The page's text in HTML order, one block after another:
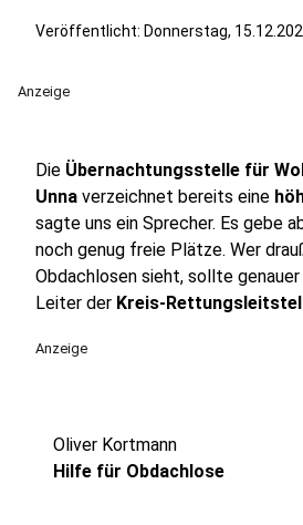
Veröffentlicht: Donnerstag,
Anzeige
Die Übernachtungsstelle für
Unna verzeichnet bereits eine
sagte uns ein Sprecher. Es gebe
noch genug freie Plätze. Wer
Obdachlosen sieht, sollte
Leiter der Kreis-
Anzeige
Oliver Kortmann
Hilfe für Obdachlose